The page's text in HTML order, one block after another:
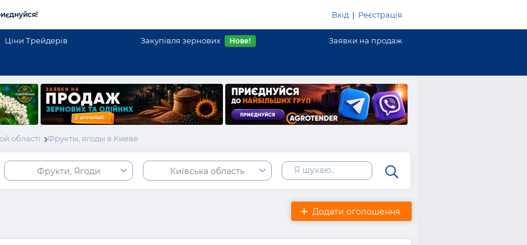
Вхід | Реєстрація
Ціни Трейдерів Закупівля зернових Нове! Заявки на продаж
області Фрукты, ягоды в Киеве
Фрукти, Ягоди Київська область
Додати оголошення